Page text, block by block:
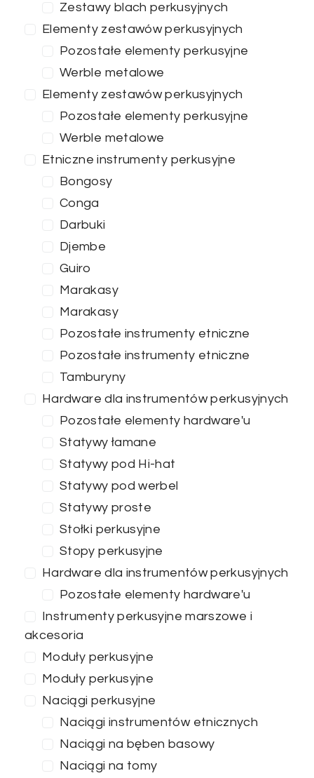
Zestawy blach perkusyjnych
Elementy zestawów perkusyjnych
Pozostałe elementy perkusyjne
Werble metalowe
Elementy zestawów perkusyjnych
Pozostałe elementy perkusyjne
Werble metalowe
Etniczne instrumenty perkusyjne
Bongosy
Conga
Darbuki
Djembe
Guiro
Marakasy
Marakasy
Pozostałe instrumenty etniczne
Pozostałe instrumenty etniczne
Tamburyny
Hardware dla instrumentów perkusyjnych
Pozostałe elementy hardware'u
Statywy łamane
Statywy pod Hi-hat
Statywy pod werbel
Statywy proste
Stołki perkusyjne
Stopy perkusyjne
Hardware dla instrumentów perkusyjnych
Pozostałe elementy hardware'u
Instrumenty perkusyjne marszowe i
akcesoria
Moduły perkusyjne
Moduły perkusyjne
Naciągi perkusyjne
Naciągi instrumentów etnicznych
Naciągi na bęben basowy
Naciągi na tomy